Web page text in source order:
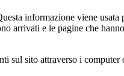
informazione viene usata
arrivati e le pagine che
sul sito attraverso i